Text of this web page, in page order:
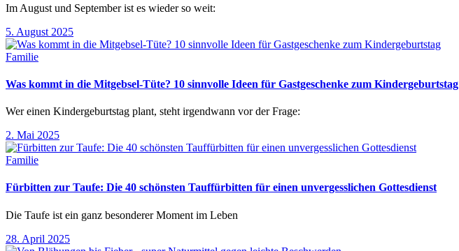
Im August und September ist es wieder so weit:
5. August 2025
Familie
Was kommt in die Mitgebsel-Tüte? 10 sinnvolle Ideen für Gastgeschenke zum Kindergeburtstag
Wer einen Kindergeburtstag plant, steht irgendwann vor der Frage:
2. Mai 2025
Familie
Fürbitten zur Taufe: Die 40 schönsten Tauffürbitten für einen unvergesslichen Gottesdienst
Die Taufe ist ein ganz besonderer Moment im Leben
28. April 2025